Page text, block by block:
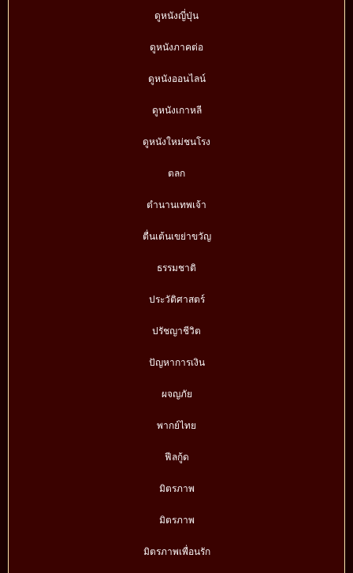
ดูหนังญี่ปุ่น
ดูหนังภาคต่อ
ดูหนังออนไลน์
ดูหนังเกาหลี
ดูหนังใหม่ชนโรง
ตลก
ตำนานเทพเจ้า
ตื่นเต้นเขย่าขวัญ
ธรรมชาติ
ประวัติศาสตร์
ปรัชญาชีวิต
ปัญหาการเงิน
ผจญภัย
พากย์ไทย
ฟีลกู้ด
มิตรภาพ
มิตรภาพ
มิตรภาพเพื่อนรัก